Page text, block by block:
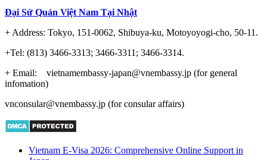
Đại Sứ Quán Việt Nam Tại Nhật
+ Address: Tokyo, 151-0062, Shibuya-ku, Motoyoyogi-cho, 50-11.
+Tel: (813) 3466-3313; 3466-3311; 3466-3314.
+ Email: vietnamembassy-japan@vnembassy.jp (for general
infomation)
vnconsular@vnembassy.jp (for consular affairs)
Vietnam E-Visa 2026: Comprehensive Online Support in